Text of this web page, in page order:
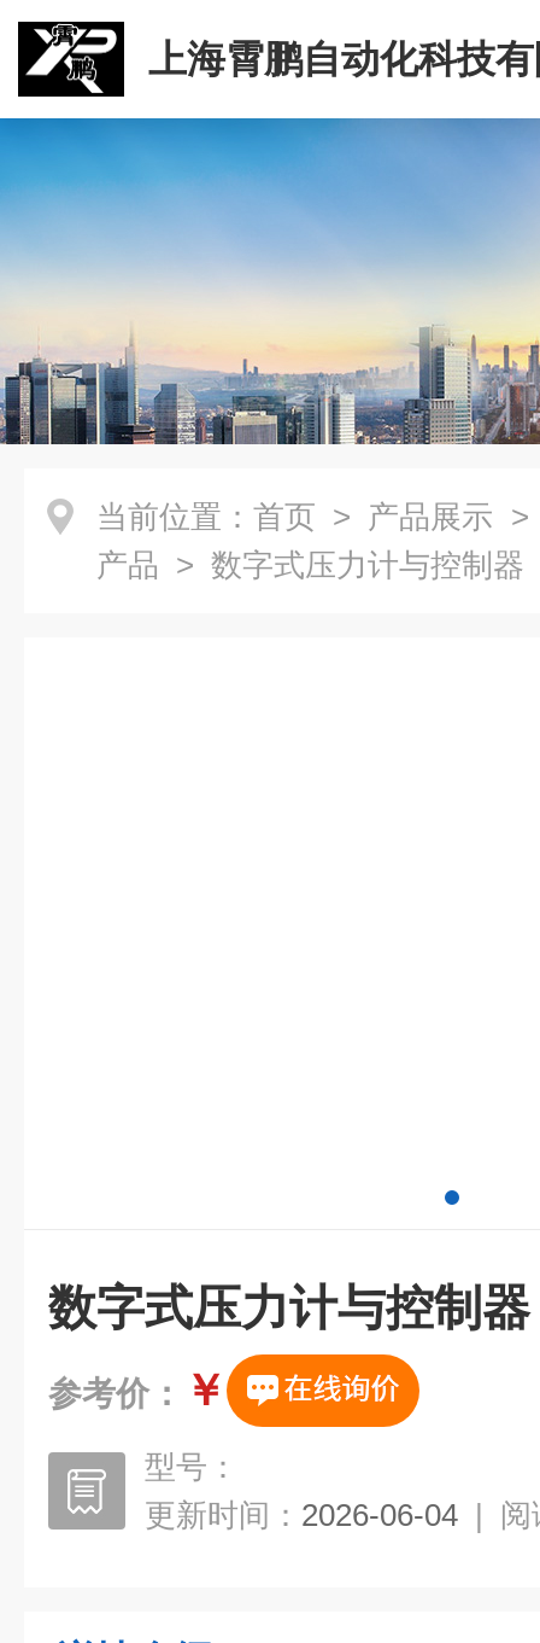
上海霄鹏自动化科技
当前位置： 首页 > 产品展示
产品 > 数字式压力计与控制器
数字式压力计与控制器
参考价： ￥
型号：
更新时间： 2026-06-04 | 阅